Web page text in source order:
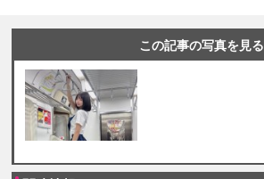
この記事の写真を見る